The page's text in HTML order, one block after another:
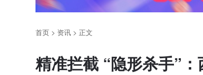
首页 > 资讯 > 正文
精准拦截 “隐形杀手”